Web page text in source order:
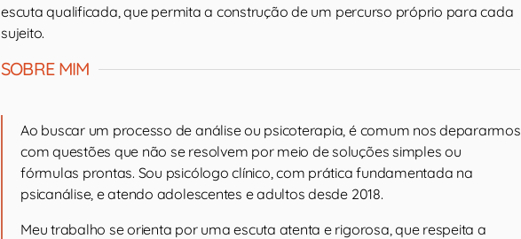
escuta qualificada, que permita a construção de um percurso próprio para cada
sujeito.
SOBRE MIM
Ao buscar um processo de análise ou psicoterapia, é comum nos depararmos
com questões que não se resolvem por meio de soluções simples ou
fórmulas prontas. Sou psicólogo clínico, com prática fundamentada na
psicanálise, e atendo adolescentes e adultos desde 2018.
Meu trabalho se orienta por uma escuta atenta e rigorosa, que respeita a